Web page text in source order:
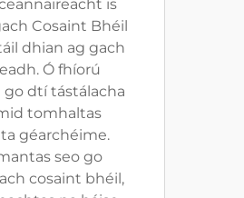
is
Cosaint Bhéil
dhian ag gach
Ó fhíorú
dtí tástálacha
tomhaltas
géarchéime.
seo go
cosaint bhéil,